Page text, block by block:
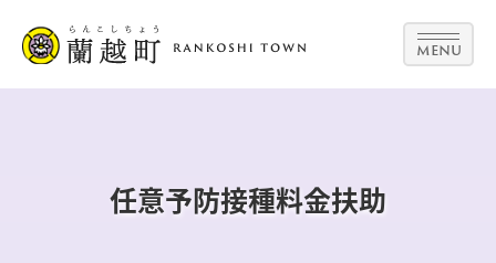
MENU
任意予防接種料金扶助